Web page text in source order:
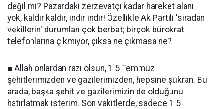
değil mi? Pazardaki zerzevatçı kadar hareket alanı
yok, kaldır kaldır, indir indir! Özellikle Ak Partili 'sıradan
vekillerin' durumları çok berbat; birçok bürokrat
telefonlarına çıkmıyor, çıksa ne çıkmasa ne?
■ Allah onlardan razı olsun, 1 5 Temmuz
şehitlerimizden ve gazilerimizden, hepsine şükran. Bu
arada, başka şehit ve gazilerimizin de olduğunu
hatırlatmak isterim. Son vakitlerde, sadece 1 5